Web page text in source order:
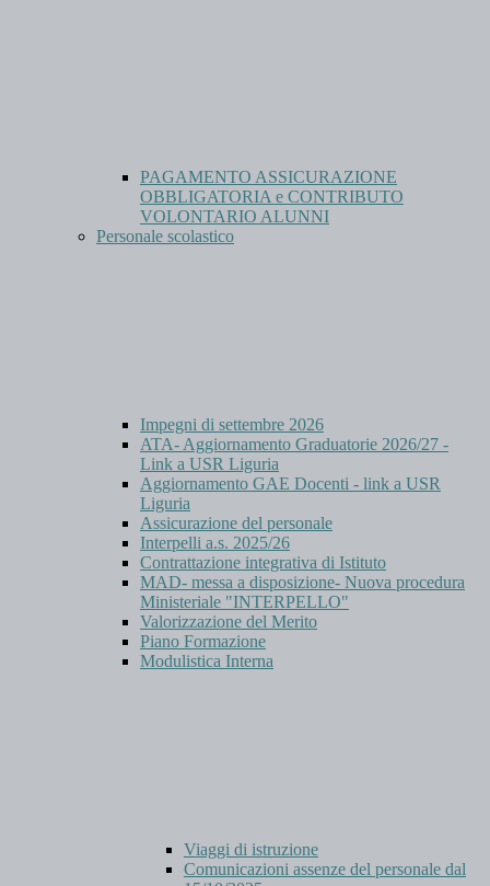
PAGAMENTO ASSICURAZIONE
OBBLIGATORIA e CONTRIBUTO
VOLONTARIO ALUNNI
Personale scolastico
Impegni di settembre 2026
ATA- Aggiornamento Graduatorie 2026/27 -
Link a USR Liguria
Aggiornamento GAE Docenti - link a USR
Liguria
Assicurazione del personale
Interpelli a.s. 2025/26
Contrattazione integrativa di Istituto
MAD- messa a disposizione- Nuova procedura
Ministeriale "INTERPELLO"
Valorizzazione del Merito
Piano Formazione
Modulistica Interna
Viaggi di istruzione
Comunicazioni assenze del personale dal